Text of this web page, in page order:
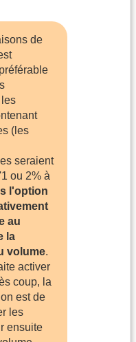
de
(les
seraient
ou 2% à
l'option
au
la
volume.
activer
coup, la
est de
les
ensuite